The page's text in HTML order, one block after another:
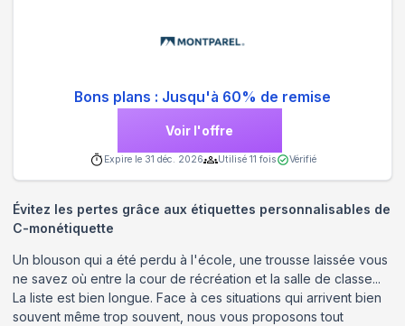
Bons plans : Jusqu'à 60% de remise
Voir l'offre
Expire le 31 déc. 2026 Utilisé 11 fois Vérifié
Évitez les pertes grâce aux étiquettes personnalisables de
C-monétiquette
Un blouson qui a été perdu à l'école, une trousse laissée vous
ne savez où entre la cour de récréation et la salle de classe...
La liste est bien longue. Face à ces situations qui arrivent bien
souvent même trop souvent, nous vous proposons tout